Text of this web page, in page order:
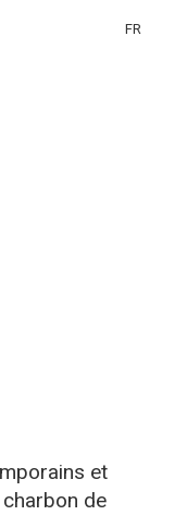
FR
et
de